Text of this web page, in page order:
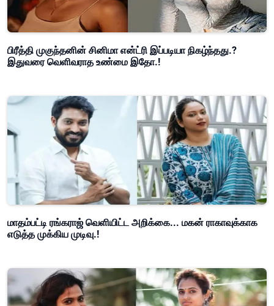
பிரீத்தி முகுந்தனின் சினிமா என்ட்ரி இப்படியா நிகழ்ந்தது.?
இதுவரை வெளிவராத உண்மை இதோ.!
மாதம்பட்டி ரங்கராஜ் வெளியிட்ட அறிக்கை... மகன் ராகாவுக்காக
எடுத்த முக்கிய முடிவு.!